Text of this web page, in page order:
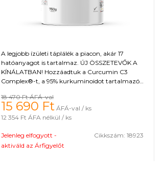
A legjobb ízületi táplálék a piacon, akár 17
hatóanyagot is tartalmaz. ÚJ ÖSSZETEVŐK A
KÍNÁLATBAN! Hozzáadtuk a Curcumin C3
Complex®-t, a 95% kurkuminoidot tartalmazó
tulajdonságokkal rendelkezik, valamint az Opti
7 Digest nevű emésztőenzimek keverékét a
tápanyagok hatékony felszívódásához és
az egészséges ízületek és kötőszövetek
támogatására. A termék természetes stevia
18 470 FtÁFÁ-val
15 690 Ft ÁFÁ-val / ks
12 354 Ft ÁFA nélkül / ks
Jelenleg elfogyott -
aktiváld az Árfigyelőt
Cikkszám: 18923